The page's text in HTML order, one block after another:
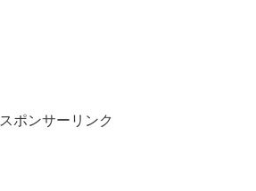
スポンサーリンク